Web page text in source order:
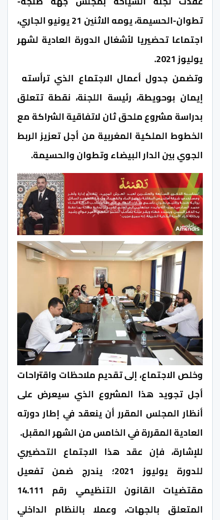
تطوان-الحسيمة، يومه الاثنين 21 يونيو الجاري،
اجتماعا تحضيريا لأشغال الدورة العادية لشهر
يوليوز 2021.
وتضمن جدول أعمال الاجتماع الذي ترأسته
إيمان بوحويطة، رئيسة اللجنة، نقطة تتعلق
بدراسة مشروع ملحق ثان لاتفاقية الشراكة مع
الخطوط الملكية المغربية من أجل تعزيز الربط
الجوي بين الدار البيضاء وتطوان والحسيمة.
وخلص الاجتماع، إلى تقديم ملاحظات واقتراحات
أجل تجويد هذا المشروع الذي سيعرض على
أنظار المجلس المقرر أن ينعقد في إطار دورته
العادية المقررة في الخامس من الشهر المقبل.
للإشارة، فإن عقد هذا الاجتماع التحضيري
للدورة يوليوز 2021؛ يندرج ضمن تفعيل
مقتضيات القانون التنظيمي رقم 14.111
المتعلق بالجهات، وعملا بالنظام الداخلي